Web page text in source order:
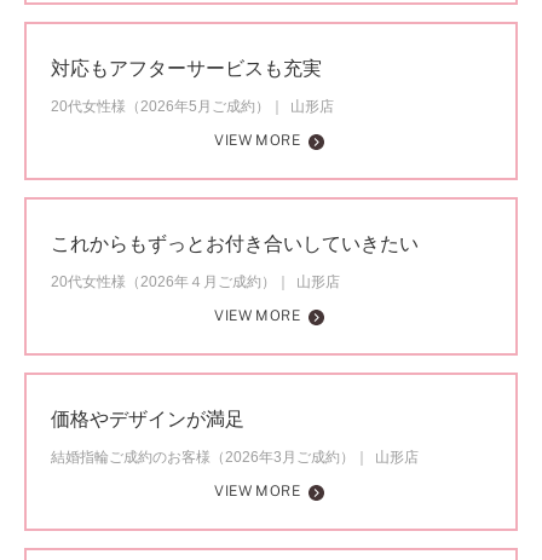
対応もアフターサービスも充実
20代女性様（2026年5月ご成約）
山形店
VIEW MORE
これからもずっとお付き合いしていきたい
20代女性様（2026年４月ご成約）
山形店
VIEW MORE
価格やデザインが満足
結婚指輪ご成約のお客様（2026年3月ご成約）
山形店
VIEW MORE